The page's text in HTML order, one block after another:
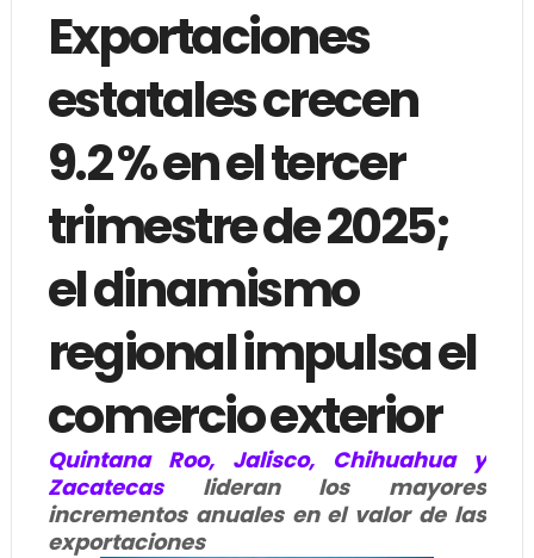
Exportaciones
estatales crecen
9.2 % en el tercer
trimestre de 2025;
el dinamismo
regional impulsa el
comercio exterior
Quintana Roo, Jalisco, Chihuahua y
Zacatecaslideran los mayores
incrementos anuales en el valor de las
exportaciones